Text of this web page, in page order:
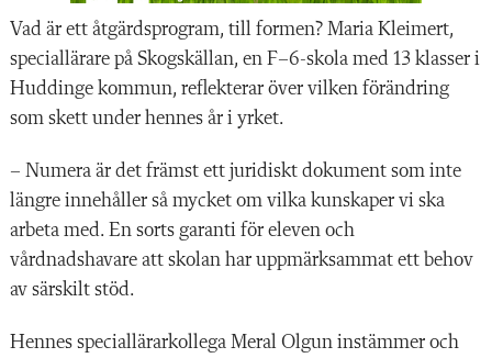
Vad är ett åtgärds­program, till formen? Maria Kleimert,
speciallärare på Skogskällan, en F–6-skola med 13 klasser i
Huddinge kommun, reflekterar över vilken förändring
som skett under ­hennes år i yrket.
– Numera är det främst ett juridiskt dokument som inte
längre innehåller så mycket om vilka kunskaper vi ska
arbeta med. En sorts garanti för eleven och
vårdnadshavare att skolan har uppmärksammat ett behov
av särskilt stöd.
Hennes speciallärarkollega Meral Olgun instämmer och